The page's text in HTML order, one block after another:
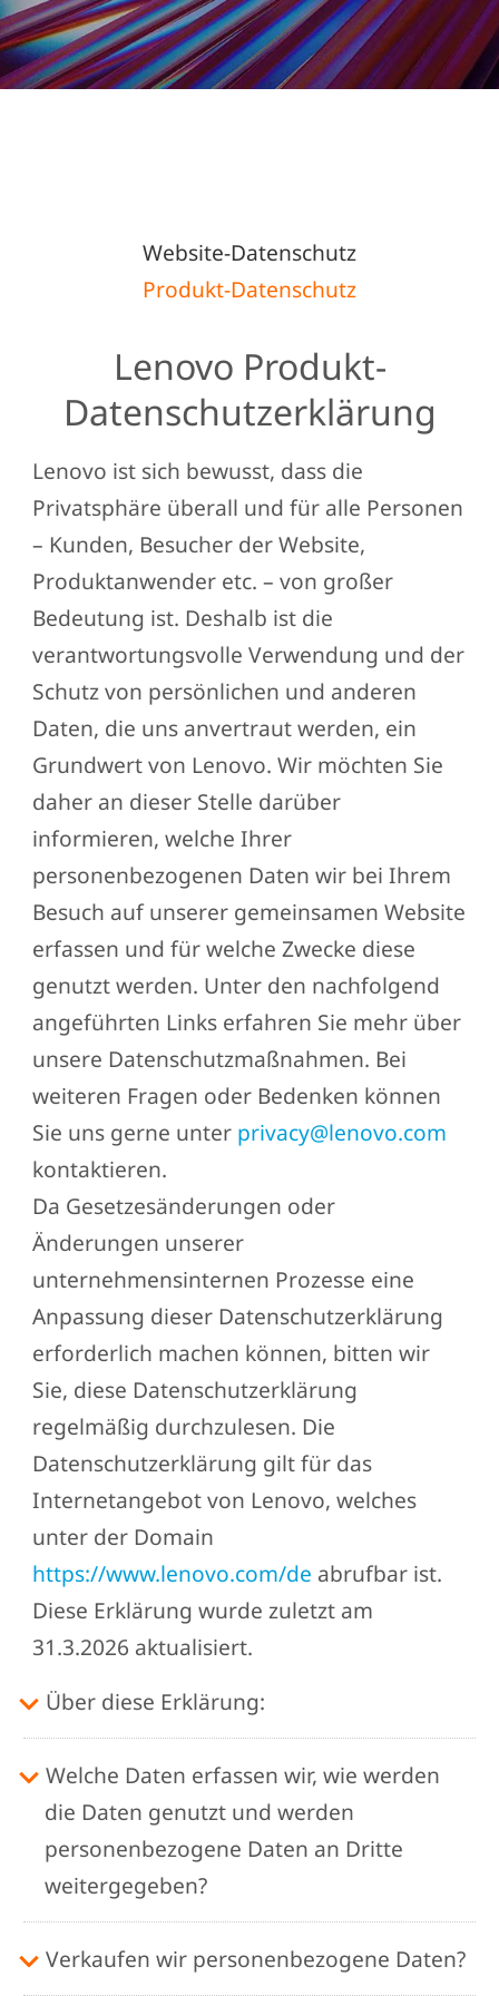
t
e
m
Website-Datenschutz
Produkt-Datenschutz
Lenovo Produkt-
Datenschutzerklärung
Lenovo ist sich bewusst, dass die
Privatsphäre überall und für alle Personen
– Kunden, Besucher der Website,
Produktanwender etc. – von großer
Bedeutung ist. Deshalb ist die
verantwortungsvolle Verwendung und der
Schutz von persönlichen und anderen
Daten, die uns anvertraut werden, ein
Grundwert von Lenovo. Wir möchten Sie
daher an dieser Stelle darüber
informieren, welche Ihrer
personenbezogenen Daten wir bei Ihrem
Besuch auf unserer gemeinsamen Website
erfassen und für welche Zwecke diese
genutzt werden. Unter den nachfolgend
angeführten Links erfahren Sie mehr über
unsere Datenschutzmaßnahmen. Bei
weiteren Fragen oder Bedenken können
Sie uns gerne unter privacy@lenovo.com
kontaktieren.
Da Gesetzesänderungen oder
Änderungen unserer
unternehmensinternen Prozesse eine
Anpassung dieser Datenschutzerklärung
erforderlich machen können, bitten wir
Sie, diese Datenschutzerklärung
regelmäßig durchzulesen. Die
Datenschutzerklärung gilt für das
Internetangebot von Lenovo, welches
unter der Domain
https://www.lenovo.com/de abrufbar ist.
Diese Erklärung wurde zuletzt am
31.3.2026 aktualisiert.
Über diese Erklärung:
Welche Daten erfassen wir, wie werden
die Daten genutzt und werden
personenbezogene Daten an Dritte
weitergegeben?
Verkaufen wir personenbezogene Daten?